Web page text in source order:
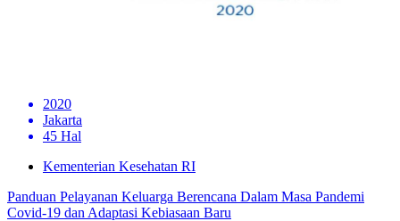
2020
Jakarta
45 Hal
Kementerian Kesehatan RI
Panduan Pelayanan Keluarga Berencana Dalam Masa Pandemi
Covid-19 dan Adaptasi Kebiasaan Baru